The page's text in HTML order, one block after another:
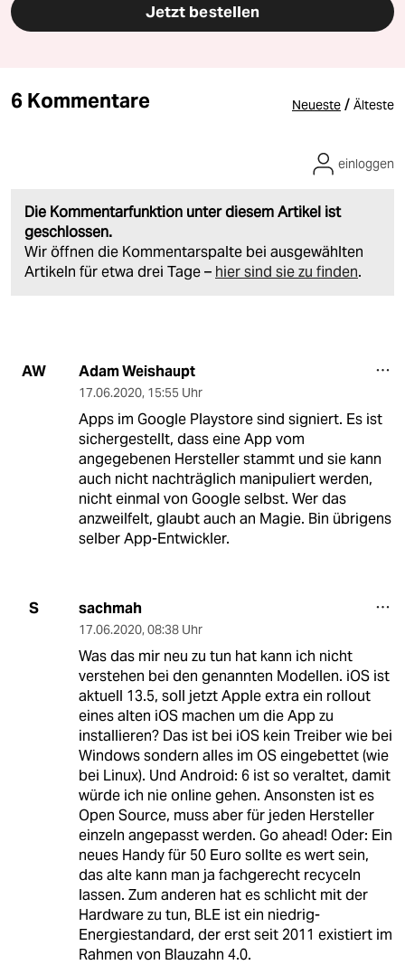
Jetzt bestellen
6 Kommentare Neueste / Älteste
Die Kommentarfunktion unter diesem Artikel ist
geschlossen.
Wir öffnen die Kommentarspalte bei ausgewählten
Artikeln für etwa drei Tage – hier sind sie zu finden.
einloggen
AW Adam Weishaupt
17.06.2020, 15:55 Uhr
Apps im Google Playstore sind signiert. Es ist
sichergestellt, dass eine App vom
angegebenen Hersteller stammt und sie kann
auch nicht nachträglich manipuliert werden,
nicht einmal von Google selbst. Wer das
anzweilfelt, glaubt auch an Magie. Bin übrigens
selber App-Entwickler.
S sachmah
17.06.2020, 08:38 Uhr
Was das mir neu zu tun hat kann ich nicht
verstehen bei den genannten Modellen. iOS ist
aktuell 13.5, soll jetzt Apple extra ein rollout
eines alten iOS machen um die App zu
installieren? Das ist bei iOS kein Treiber wie bei
Windows sondern alles im OS eingebettet (wie
bei Linux). Und Android: 6 ist so veraltet, damit
würde ich nie online gehen. Ansonsten ist es
Open Source, muss aber für jeden Hersteller
einzeln angepasst werden. Go ahead! Oder: Ein
neues Handy für 50 Euro sollte es wert sein,
das alte kann man ja fachgerecht recyceln
lassen. Zum anderen hat es schlicht mit der
Hardware zu tun, BLE ist ein niedrig-
Energiestandard, der erst seit 2011 existiert im
Rahmen von Blauzahn 4.0.